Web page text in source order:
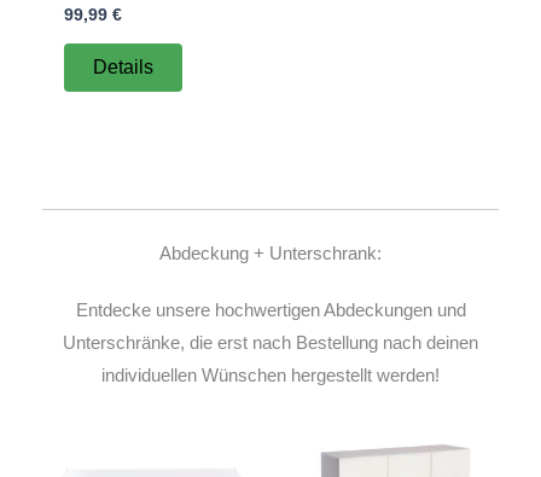
99,99 €
Details
Abdeckung + Unterschrank:
Entdecke unsere hochwertigen Abdeckungen und
Unterschränke, die erst nach Bestellung nach deinen
individuellen Wünschen hergestellt werden!